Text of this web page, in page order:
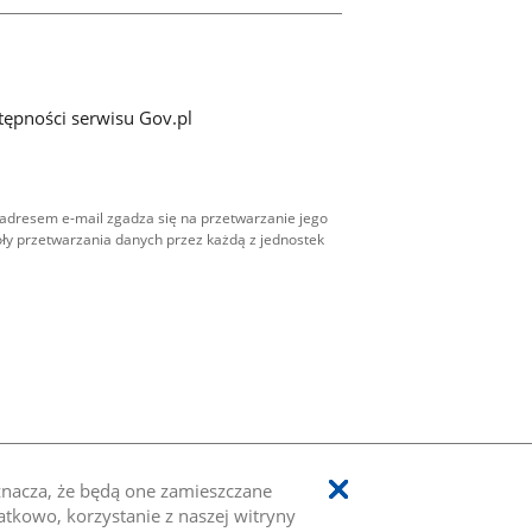
że będą one zamieszczane
korzystanie z naszej witryny
serwisu Gov.pl
e-mail zgadza się na przetwarzanie jego
przetwarzania danych przez każdą z jednostek